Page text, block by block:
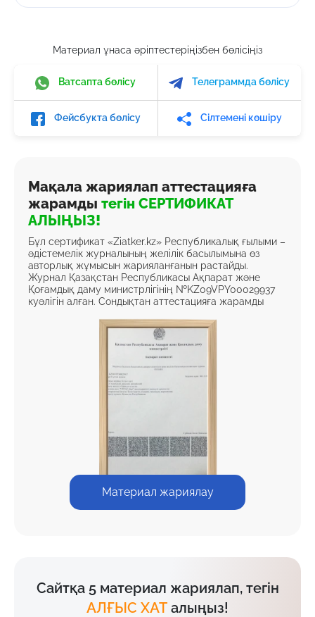
Материал ұнаса әріптестеріңізбен бөлісіңіз
Ватсапта бөлісу Телеграммда бөлісу
Фейсбукта бөлісу Сілтемені көшіру
Мақала жариялап аттестацияға
жарамды тегін СЕРТИФИКАТ
АЛЫҢЫЗ!
Бұл сертификат «Ziatker.kz» Республикалық ғылыми –
әдістемелік журналының желілік басылымына өз
авторлық жұмысын жарияланғанын растайды.
Журнал Қазақстан Республикасы Ақпарат және
Қоғамдық даму министрлігінің №KZ09VPY00029937
куәлігін алған. Сондықтан аттестацияға жарамды
Материал жариялау
Сайтқа 5 материал жариялап, тегін
АЛҒЫС ХАТ алыңыз!